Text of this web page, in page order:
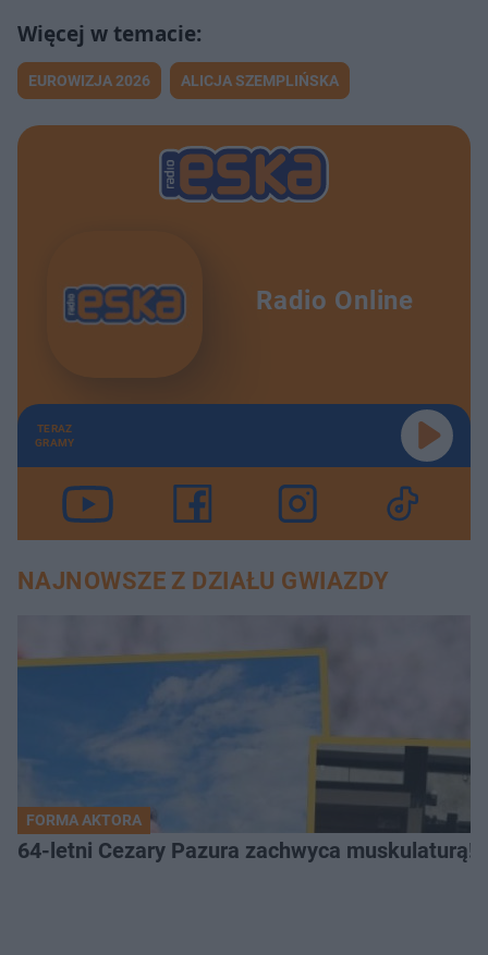
EUROWIZJA 2026 ALICJA SZEMPLIŃSKA
Radio Online
TERAZ
GRAMY
NAJNOWSZE Z DZIAŁU GWIAZDY
FORMA AKTORA
64-letni Cezary Pazura zachwyca muskulaturą!